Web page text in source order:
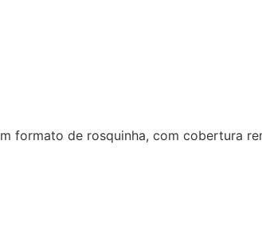
formato de rosquinha, com cobertura